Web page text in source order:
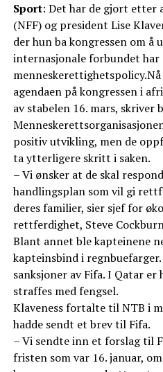
Sport: Det har de gjort etter
(NFF) og president Lise
der hun ba kongressen om å
internasjonale forbundet
agendaen på kongressen i
av stabelen 16. mars, skriver
positiv utvikling, men de
ta ytterligere skritt i saken.
– Vi ønsker at de skal
handlingsplan som vil gi
deres familier, sier sjef for
rettferdighet, Steve
Blant annet ble kapteinene
kapteinsbind i
sanksjoner av Fifa. I Qatar
straffes med fengsel.
Klaveness fortalte til NTB i
hadde sendt et brev til Fifa.
– Vi sendte inn et forslag til
fristen som var 16. januar,